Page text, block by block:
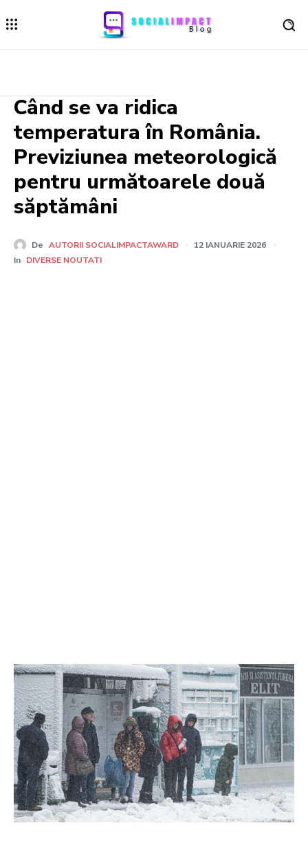
Când se va ridica
temperatura în România.
Previziunea meteorologică
pentru următoarele două
săptămâni
De AUTORII SOCIALIMPACTAWARD
12 IANUARIE 2026
In DIVERSE NOUTATI